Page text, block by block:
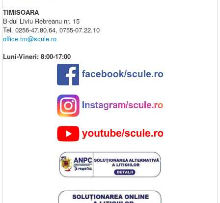
TIMISOARA
B-dul Liviu Rebreanu nr. 15
Tel. 0256-47.80.64, 0755-07.22.10
office.tm@scule.ro
Luni-Vineri: 8:00-17:00